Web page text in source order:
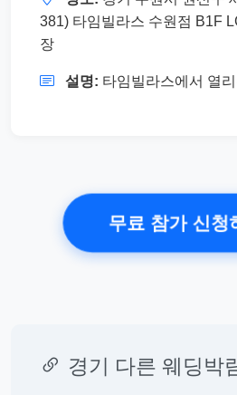
381) 타임빌라스 수원점 B1F
장
설명: 타임빌라스에서 열
무료 참가 신청
경기 다른 웨딩박